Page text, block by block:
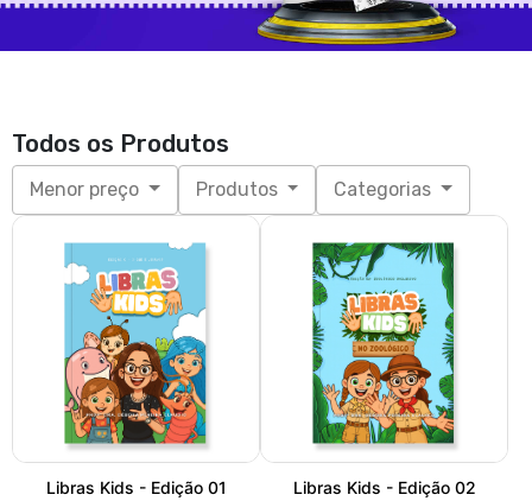
Todos os Produtos
Menor preço Produtos Categorias
Libras Kids - Edição 01
Libras Kids - Edição 02